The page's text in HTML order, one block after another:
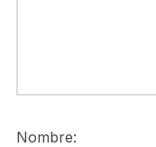
Nombre: